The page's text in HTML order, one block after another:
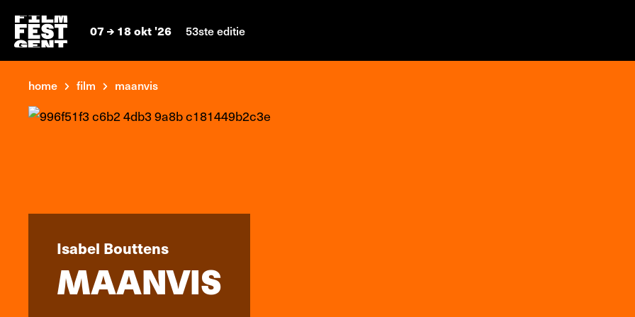
07 18 okt '26 53ste editie
home film maanvis
Isabel Bouttens
MAANVIS